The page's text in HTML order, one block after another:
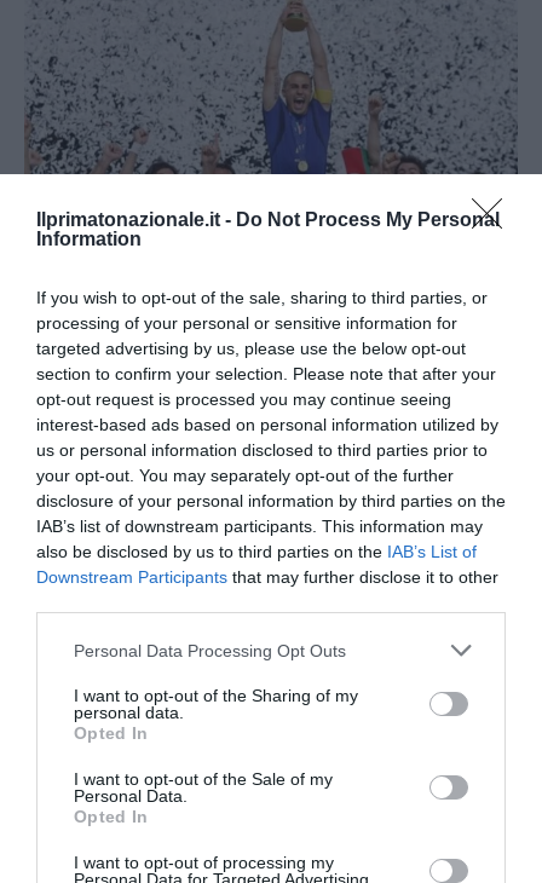
Ilprimatonazionale.it - Do Not Process My Personal
Information
If you wish to opt-out of the sale, sharing to third parties, or
processing of your personal or sensitive information for
targeted advertising by us, please use the below opt-out
section to confirm your selection. Please note that after your
opt-out request is processed you may continue seeing
interest-based ads based on personal information utilized by
us or personal information disclosed to third parties prior to
your opt-out. You may separately opt-out of the further
disclosure of your personal information by third parties on the
IAB’s list of downstream participants. This information may
also be disclosed by us to third parties on the IAB’s List of
Downstream Participants that may further disclose it to other
Please note that this website/app uses one or more Google
not limited to your visit or usage behaviour. You may click to
grant or deny consent to Google and its third-party tags to
use your data for below specified purposes in below Google
consent section.
Personal Data Processing Opt Outs
I want to opt-out of the Sharing of my
personal data.
Opted In
I want to opt-out of the Sale of my
Personal Data.
Opted In
I want to opt-out of processing my
Berlino 2006, una notte da campioni del mondo
18 Luglio 2026